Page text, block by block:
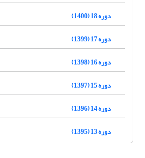
دوره 18 (1400)
دوره 17 (1399)
دوره 16 (1398)
دوره 15 (1397)
دوره 14 (1396)
دوره 13 (1395)